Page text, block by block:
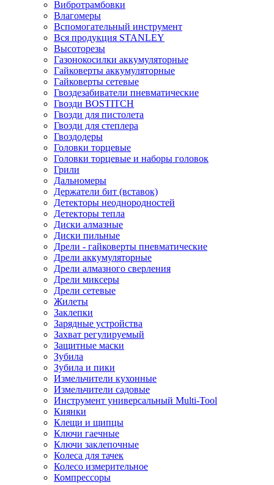
Вибротрамбовки
Влагомеры
Вспомогательный инструмент
Вся продукция STANLEY
Высоторезы
Газонокосилки аккумуляторные
Гайковерты аккумуляторные
Гайковерты сетевые
Гвоздезабиватели пневматические
Гвозди BOSTITCH
Гвозди для пистолета
Гвозди для степлера
Гвоздодеры
Головки торцевые
Головки торцевые и наборы головок
Грили
Дальномеры
Держатели бит (вставок)
Детекторы неоднородностей
Детекторы тепла
Диски алмазные
Диски пильные
Дрели - гайковерты пневматические
Дрели аккумуляторные
Дрели алмазного сверления
Дрели миксеры
Дрели сетевые
Жилеты
Заклепки
Зарядные устройства
Захват регулируемый
Защитные маски
Зубила
Зубила и пики
Измельчители кухонные
Измельчители садовые
Инструмент универсальный Multi-Tool
Киянки
Клещи и щипцы
Ключи гаечные
Ключи заклепочные
Колеса для тачек
Колесо измерительное
Компрессоры